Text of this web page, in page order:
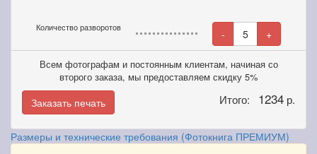
Количество разворотов - 5 +
Всем фотографам и постоянным клиентам, начиная со
второго заказа, мы предоставляем скидку 5%
Заказать печать Итого: 1234 р.
Размеры и технические требования (Фотокнига ПРЕМИУМ)